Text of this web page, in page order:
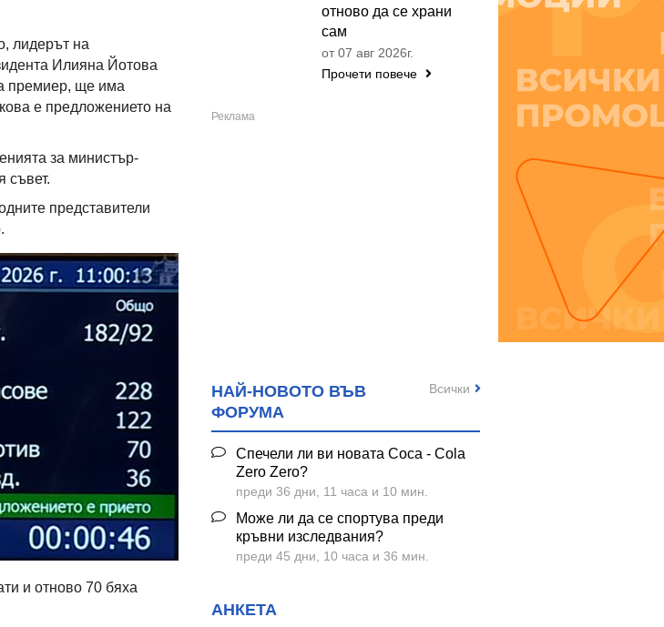
лидерът на
Илияна Йотова
премиер, ще има
е предложението на
за министър-
съвет.
представители
и отново 70 бяха
отново да се храни
сам
от 07 авг 2026г.
Прочети повече
НАЙ-НОВОТО ВЪВ
ФОРУМА
Спечели ли ви новата Coca - Cola
Zero Zero?
преди 36 дни, 11 часа и 10 мин.
Може ли да се спортува преди
кръвни изследвания?
преди 45 дни, 10 часа и 36 мин.
Всички
АНКЕТА